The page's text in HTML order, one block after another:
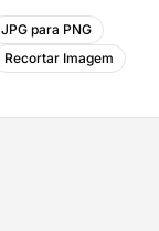
JPG para PNG
Recortar Imagem